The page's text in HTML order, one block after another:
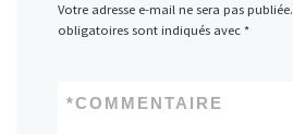
Votre adresse e-mail ne sera pas publiée.
obligatoires sont indiqués avec *
COMMENTAIRE
*